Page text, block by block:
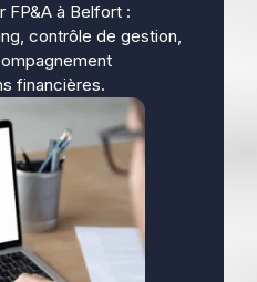
FP&A à Belfort :
contrôle de gestion,
financières.